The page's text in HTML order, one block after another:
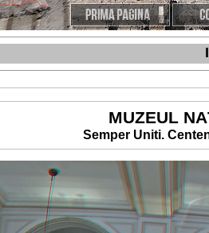
MUZEUL
Semper Uniti.